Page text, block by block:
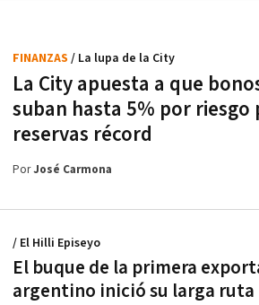
La City apuesta a que
suban hasta 5% por riesgo
reservas récord
FINANZAS / La lupa de la City
PorJosé Carmona
El buque de la primera
argentino inició su larga ruta
/ El Hilli Episeyo